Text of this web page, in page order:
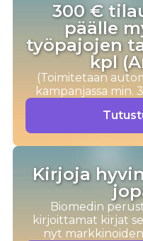
300 €
päälle
työpajojen
kpl
(Toimitetaan
kampanjassa min.
Kirjoja
Biomedin
kirjoittamat kirjat
nyt